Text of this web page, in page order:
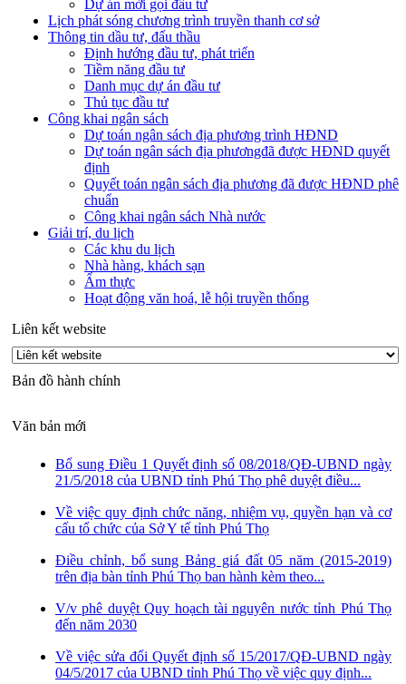
Dự án mời gọi đầu tư
Lịch phát sóng chương trình truyền thanh cơ sở
Thông tin dầu tư, đấu thầu
Định hướng đầu tư, phát triển
Tiềm năng đầu tư
Danh mục dự án đầu tư
Thủ tục đầu tư
Công khai ngân sách
Dự toán ngân sách địa phương trình HĐND
Dự toán ngân sách địa phươngđã được HĐND quyết
định
Quyết toán ngân sách địa phương đã được HĐND phê
chuẩn
Công khai ngân sách Nhà nước
Giải trí, du lịch
Các khu du lịch
Nhà hàng, khách sạn
Ẩm thực
Hoạt động văn hoá, lễ hội truyền thống
Liên kết website
Bản đồ hành chính
Văn bản mới
Bổ sung Điều 1 Quyết định số 08/2018/QĐ-UBND ngày
21/5/2018 của UBND tỉnh Phú Thọ phê duyệt điều...
Về việc quy định chức năng, nhiệm vụ, quyền hạn và cơ
cấu tổ chức của Sở Y tế tỉnh Phú Thọ
Điều chỉnh, bổ sung Bảng giá đất 05 năm (2015-2019)
trên địa bàn tỉnh Phú Thọ ban hành kèm theo...
V/v phê duyệt Quy hoạch tài nguyên nước tỉnh Phú Thọ
đến năm 2030
Về việc sửa đổi Quyết định số 15/2017/QĐ-UBND ngày
04/5/2017 của UBND tỉnh Phú Thọ về việc quy định...